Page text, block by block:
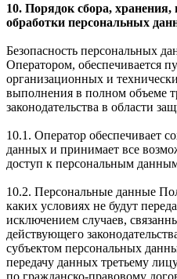
10. Порядок сбора, хранения,
обработки персональных
Безопасность персональных
Оператором, обеспечивается
организационных и
выполнения в полном объеме
законодательства в области
10.1. Оператор обеспечивает
данных и принимает все
доступ к персональным
10.2. Персональные данные
каких условиях не будут
исключением случаев,
действующего
субъектом персональных
передачу данных третьему
по гражданско-правовому